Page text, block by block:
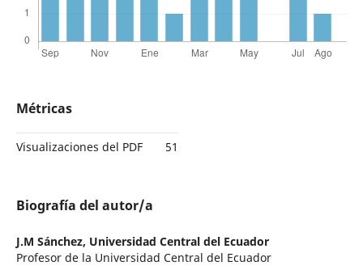
Métricas
Visualizaciones del PDF 51
Biografía del autor/a
J.M Sánchez, Universidad Central del Ecuador
Profesor de la Universidad Central del Ecuador